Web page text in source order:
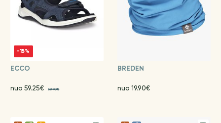
-15%
ECCO
nuo 59.25€ 69.70€
BREDEN
nuo 19.90€